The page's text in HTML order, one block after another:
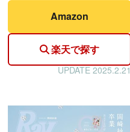
Amazon
楽天で探す
UPDATE 2025.2.21